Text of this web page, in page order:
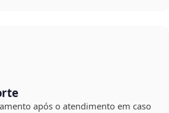
após o atendimento em caso